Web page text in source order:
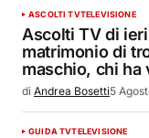
ASCOLTI TVTELEVISIONE
Ascolti TV di
matrimonio di
maschio, chi ha
di Andrea Bosetti5
GUIDA TVTELEVISIONE